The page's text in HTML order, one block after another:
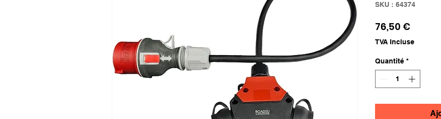
SKU : 64374
76,50 €
TVA Incluse
Quantité *